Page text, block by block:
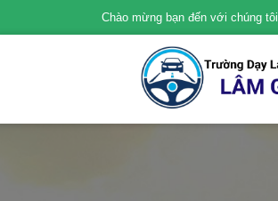
Chào mừng bạn đến với chúng tôi